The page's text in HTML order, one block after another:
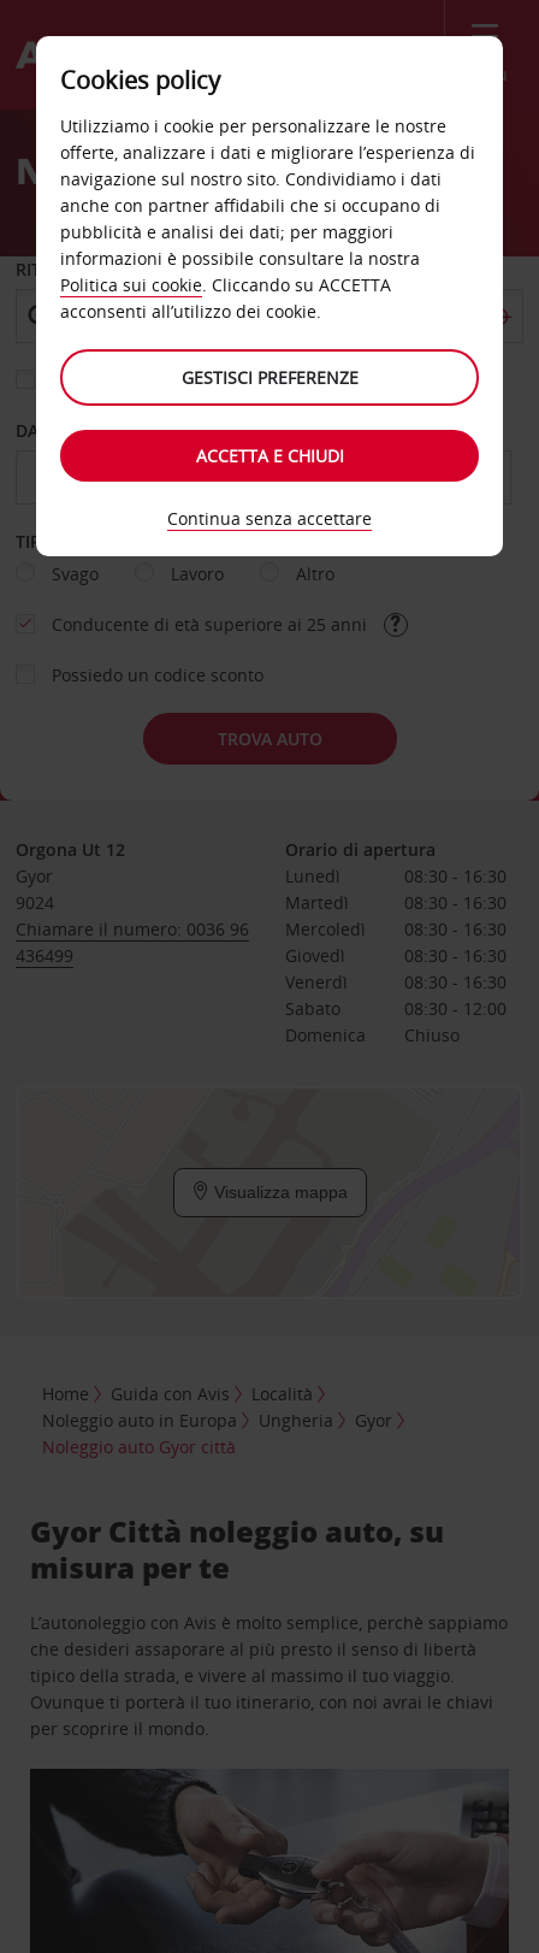
Menù
Welcome
AvisNoleggio auto Gyor città
RITIRO DA
Scegli una località di riconsegna diversa
DAL GIORNO AL GIORNO
TIPOLOGIA DI NOLEGGIO
Svago
Lavoro Altro
Conducente di età superiore ai 25 anni
Possiedo un codice sconto
TROVA AUTO
Orgona Ut 12
Gyor
9024
Chiamare il numero: 0036 96
436499
Orario di apertura
Lunedì
08:30 - 16:30
Martedì
08:30 - 16:30
Mercoledì
08:30 - 16:30
Giovedì
08:30 - 16:30
Venerdì
08:30 - 16:30
Sabato
08:30 - 12:00
Domenica
Chiuso
Visualizza mappa
Home Guida con Avis
Località
Noleggio auto in Europa
Ungheria
Gyor
Noleggio auto Gyor città
Gyor Città noleggio auto, su
misura per te
L’autonoleggio con Avis è molto semplice, perchè sappiamo
che desideri assaporare al più presto il senso di libertà
tipico della strada, e vivere al massimo il tuo viaggio.
Ovunque ti porterà il tuo itinerario, con noi avrai le chiavi
per scoprire il mondo.
Cookies policy
Utilizziamo i cookie per personalizzare le nostre
offerte, analizzare i dati e migliorare l’esperienza di
navigazione sul nostro sito. Condividiamo i dati
anche con partner affidabili che si occupano di
pubblicità e analisi dei dati; per maggiori
informazioni è possibile consultare la nostra
Politica sui cookie. Cliccando su ACCETTA
acconsenti all’utilizzo dei cookie.
GESTISCI PREFERENZE
ACCETTA E CHIUDI
Continua senza accettare